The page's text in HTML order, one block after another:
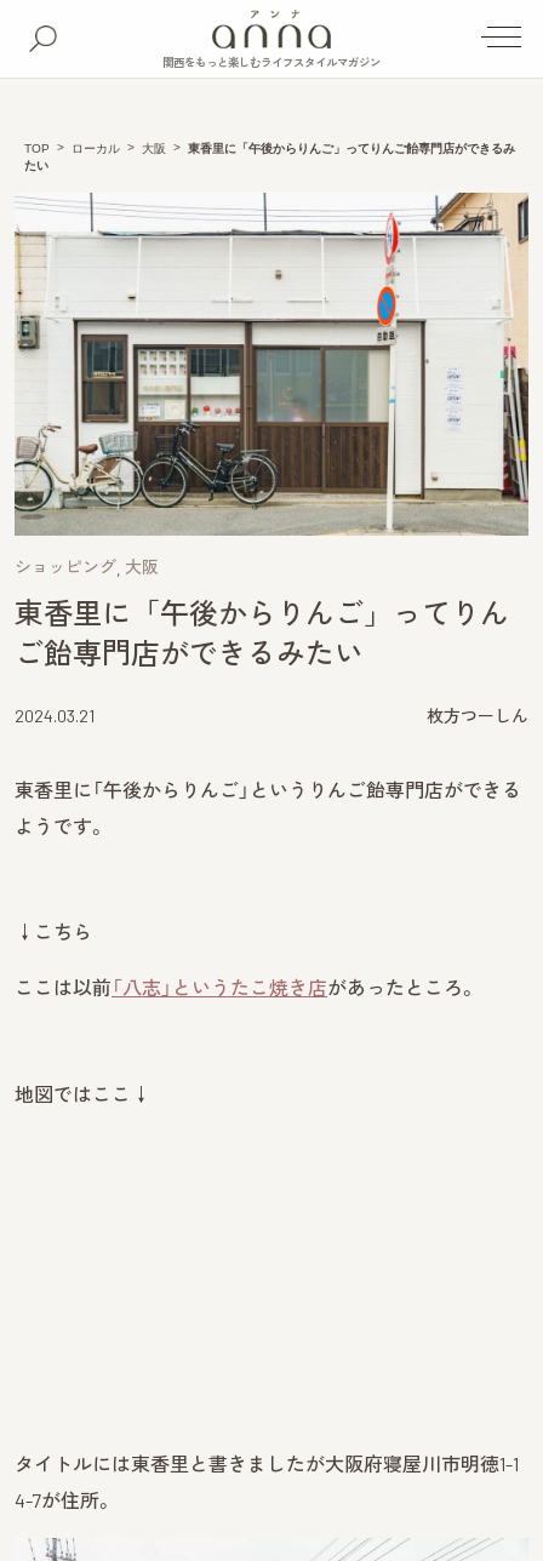
関西をもっと楽しむライフスタイルマガジン
TOP ローカル 大阪
東香里に「午後からりんご」ってりんご飴専門店ができるみ
たい
ショッピング 大阪
東香里に「午後からりんご」ってりん
ご飴専門店ができるみたい
2024.03.21 枚方つーしん
東香里に「午後からりんご」というりんご飴専門店ができる
ようです。
↓こちら
ここは以前 「八志」というたこ焼き店があったところ。
地図ではここ↓
タイトルには東香里と書きましたが大阪府寝屋川市明徳1-1
4-7が住所。